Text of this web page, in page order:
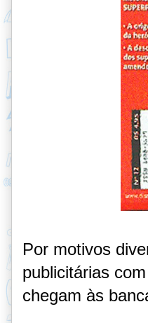
Por motivos
publicitárias
chegam às